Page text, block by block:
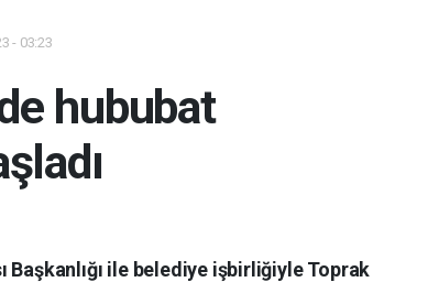
- 03:23
hububat
Başkanlığı ile belediye işbirliğiyle Toprak